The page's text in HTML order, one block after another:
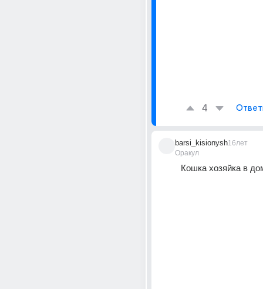
4
barsi_kisionysh
Оракул
16лет
Кошка хозяйка в